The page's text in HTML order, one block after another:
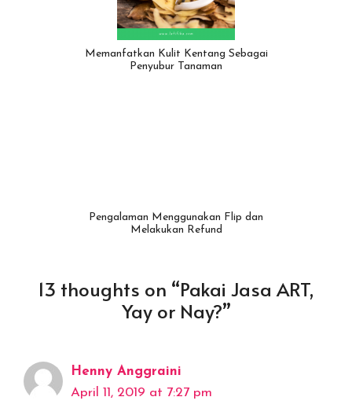
Memanfatkan Kulit Kentang Sebagai
Penyubur Tanaman
Pengalaman Menggunakan Flip dan
Melakukan Refund
13 thoughts on “Pakai Jasa ART,
Yay or Nay?”
Henny Anggraini
April 11, 2019 at 7:27 pm